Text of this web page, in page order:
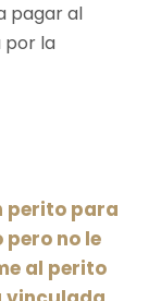
pagar al
por la
perito para
no le
al perito